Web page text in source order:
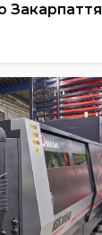
Закарпаття